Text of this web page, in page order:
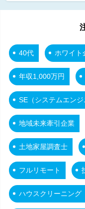
40代 ホワイト
年収1,000万円
SE（システムエンジ
地域未来牽引企業
土地家屋調査士
フルリモート
ハウスクリーニング